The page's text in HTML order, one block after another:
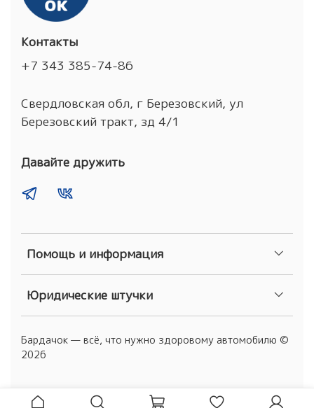
Помощь и информация
Юридические штучки
Контакты
+7 343 385-74-86
Свердловская обл, г Березовский, ул
Березовский тракт, зд 4/1
Давайте дружить
Бардачок — всё, что нужно здоровому автомобилю ©
2026